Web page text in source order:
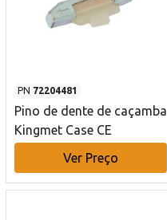
PN 72204481
Pino de dente de caçamba
Kingmet Case CE
Ver Preço